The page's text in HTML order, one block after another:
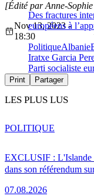
Des fractures
européens à
[Édité par Anne-
Nov 13, 2023 -
18:30
PolitiqueAlbanie
Iratxe Garcia
Parti socialiste
Print Partager
LES PLUS LUS
EXCLUSIF : L'Islande
dans son référendum
07.08.2026
POLITIQUE